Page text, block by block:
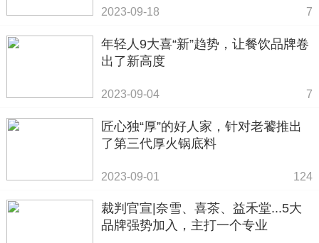
2023-09-18 7
年轻人9大喜“新”趋势，让餐饮品牌卷
出了新高度
2023-09-04 7
匠心独“厚”的好人家，针对老饕推出
了第三代厚火锅底料
2023-09-01 124
裁判官宣|奈雪、喜茶、益禾堂...5大
品牌强势加入，主打一个专业